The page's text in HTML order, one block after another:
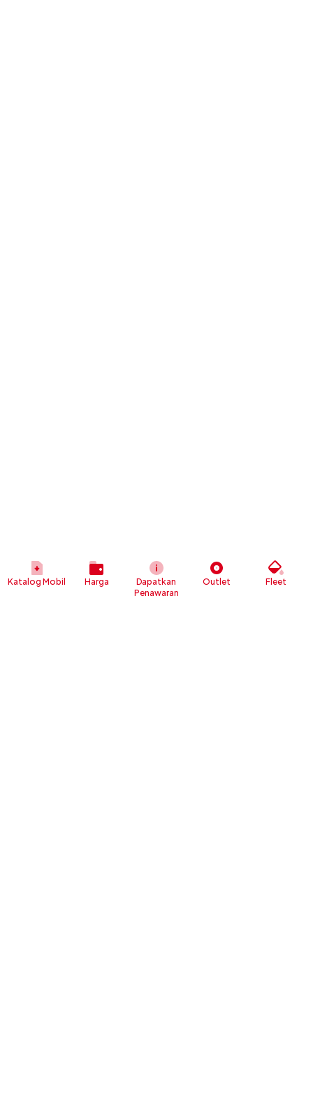
Katalog Mobil Harga
Dapatkan
Penawaran
Outlet Fleet